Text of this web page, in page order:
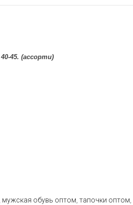
40-45. (ассорти)
мужская обувь оптом тапочки оптом